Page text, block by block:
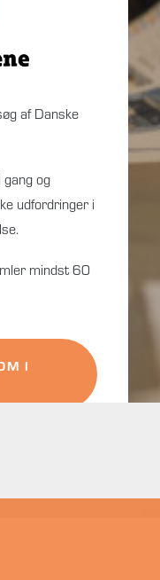
af Danske
og
udfordringer i
mindst 60
I